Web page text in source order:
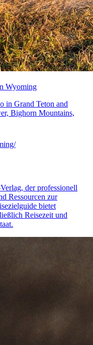
Wyoming
in Grand Teton and
Bighorn Mountains,
der professionell
Ressourcen zur
bietet
Reisezeit und